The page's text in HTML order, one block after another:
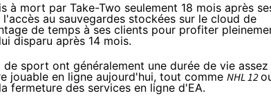
à mort par Take-Two seulement 18 mois après
au sauvegardes stockées sur le cloud de
de temps à ses clients pour profiter
disparu après 14 mois.
sport ont généralement une durée de vie assez
jouable en ligne aujourd'hui, tout comme NHL 12
fermeture des services en ligne d'EA.